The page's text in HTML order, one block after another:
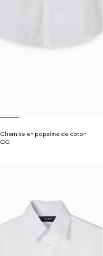
Chemise en popeline de coton
GG